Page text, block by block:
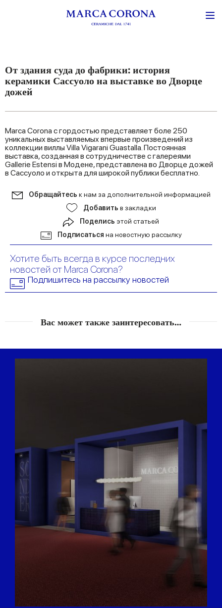
От здания суда до фабрики: история
керамики Сассуоло на выставке во Дворце
дожей
Marca Corona с гордостью представляет боле 250
уникальных выставляемых впервые произведений из
коллекции виллы Villa Vigarani Guastalla. Постоянная
выставка, созданная в сотрудничестве с галереями
Gallerie Estensi в Модене, представлена во Дворце дожей
в Сассуоло и открыта для широкой публики бесплатно.
Обращайтесь к нам за дополнительной информацией
Добавить в закладки
Поделись этой статьей
Подписаться на новостную рассылку
Хотите быть всегда в курсе последних
новостей от Marca Corona?
Подпишитесь на рассылку новостей
Вас может также заинтересовать…